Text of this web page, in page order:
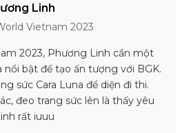
Linh
Vietnam 2023
2023, Phương Linh cần một
bật để tạo ấn tượng với BGK.
sức Cara Luna để diện đi thi.
đeo trang sức lên là thấy yêu
rất iuuu